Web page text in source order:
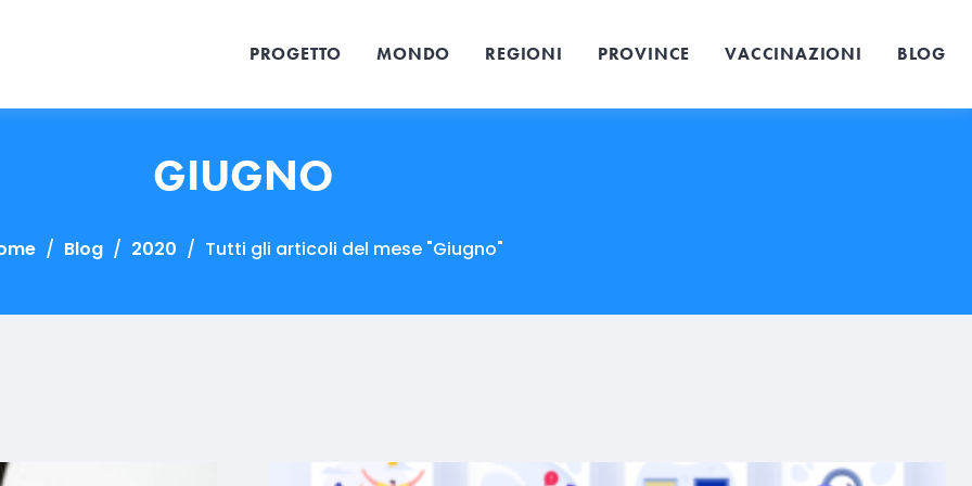
PROGETTO MONDO REGIONI PROVINCE VACCINAZIONI BLOG
GIUGNO
/ Blog / 2020 / Tutti gli articoli del mese "Giugno"